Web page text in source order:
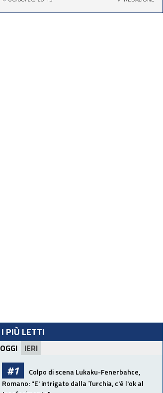
I PIÙ LETTI
OGGI IERI
#1
Colpo di scena Lukaku-Fenerbahce,
Romano: "E' intrigato dalla Turchia, c'è l'ok al